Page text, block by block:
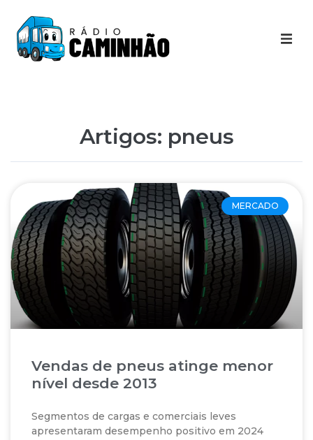
Galeria de Fotos
Contato
Artigos: pneus
MERCADO
Vendas de pneus atinge menor
nível desde 2013
Segmentos de cargas e comerciais leves
apresentaram desempenho positivo em 2024